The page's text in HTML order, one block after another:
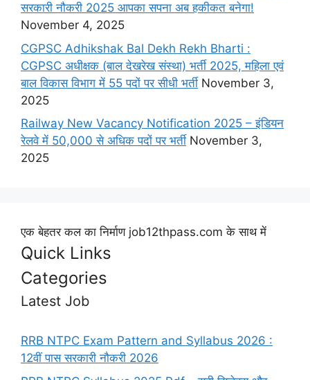
सरकारी नौकरी 2025 आपका सपना अब हकीकत बनेगा!
November 4, 2025
CGPSC Adhikshak Bal Dekh Rekh Bharti :
CGPSC अधीक्षक (बाल देखरेख संस्था) भर्ती 2025, महिला एवं
बाल विकास विभाग में 55 पदों पर सीधी भर्ती November 3,
2025
Railway New Vacancy Notification 2025 – इंडियन
रेलवे में 50,000 से अधिक पदों पर भर्ती November 3,
2025
एक बेहतर कल का निर्माण job12thpass.com के साथ में
Quick Links
Categories
Latest Job
RRB NTPC Exam Pattern and Syllabus 2026 :
12वीं पास सरकारी नौकरी 2026